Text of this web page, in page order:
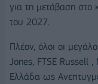
για τη μετάβαση στο
του 2027.
Πλέον, όλοι οι
Jones, FTSE Russell ,
Ελλάδα ως